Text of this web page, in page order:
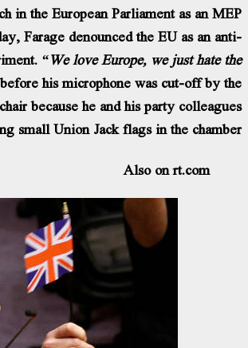
final speech in the European
on Wednesday, Farage denounced the
experiment.“We love Europe,
EU,”he said before his microphone was
chair because he and his
were waving small Union Jack flags in
Also